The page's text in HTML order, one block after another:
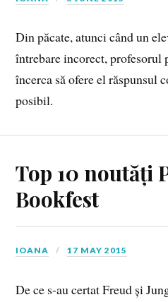
Din păcate, atunci când un
întrebare incorect, profesorul
încerca să ofere el răspunsul
posibil.
Top 10 noutăți
Bookfest
IOANA 17 MAY 2015
De ce s-au certat Freud și